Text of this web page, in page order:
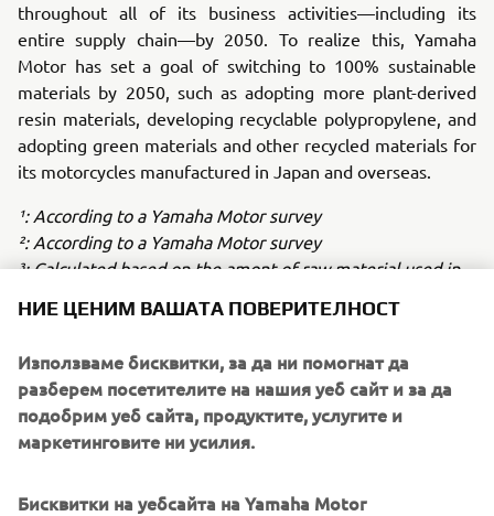
throughout all of its business activities—including its
entire supply chain—by 2050. To realize this, Yamaha
Motor has set a goal of switching to 100% sustainable
materials by 2050, such as adopting more plant-derived
resin materials, developing recyclable polypropylene, and
adopting green materials and other recycled materials for
its motorcycles manufactured in Japan and overseas.
¹: According to a Yamaha Motor survey
²: According to a Yamaha Motor survey
³: Calculated based on the amont of raw material used in
overseas
Emissions other than Scope 1.2 (Scope 3.)
НИЕ ЦЕНИМ ВАШАТА ПОВЕРИТЕЛНОСТ
Използваме бисквитки, за да ни помогнат да
разберем посетителите на нашия уеб сайт и за да
подобрим уеб сайта, продуктите, услугите и
маркетинговите ни усилия.
Бисквитки на уебсайта на Yamaha Motor